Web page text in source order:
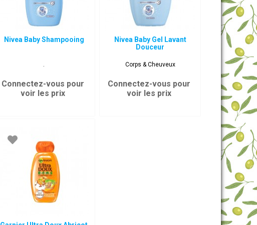
Nivea Baby Shampooing
.
Connectez-vous pour
voir les prix
Nivea Baby Gel Lavant
Douceur
Corps & Cheuveux
Connectez-vous pour
voir les prix